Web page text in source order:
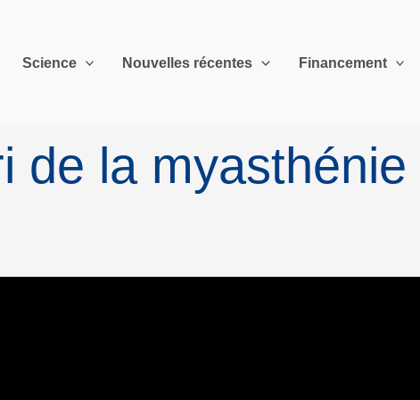
Science Nouvelles récentes Financement
de la